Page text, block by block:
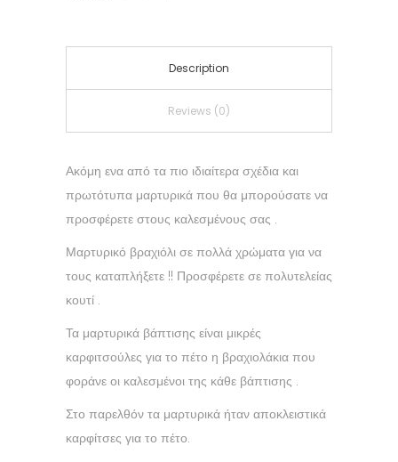
Description
Reviews (0)
Ακόμη ενα από τα πιο ιδιαίτερα σχέδια και
πρωτότυπα μαρτυρικά που θα μπορούσατε να
προσφέρετε στους καλεσμένους σας .
Μαρτυρικό βραχιόλι σε πολλά χρώματα για να
τους καταπλήξετε !! Προσφέρετε σε πολυτελείας
κουτί .
Τα μαρτυρικά βάπτισης είναι μικρές
καρφιτσούλες για το πέτο η βραχιολάκια που
φοράνε οι καλεσμένοι της κάθε βάπτισης .
Στο παρελθόν τα μαρτυρικά ήταν αποκλειστικά
καρφίτσες για το πέτο.